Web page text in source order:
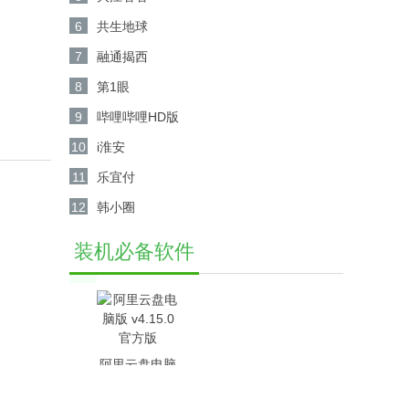
6 共生地球
7 融通揭西
8 第1眼
9 哔哩哔哩HD版
10 i淮安
11 乐宜付
12 韩小圈
装机必备软件
阿里云盘电脑